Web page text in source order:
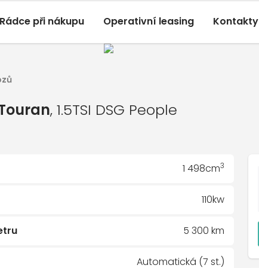
Rádce při nákupu Operativní leasing Kontakty
, 1.5TSI DSG People
1 498cm3
110kw
5 300 km
Automatická (7 st.)
vůz 02/2026, 5 300 Km